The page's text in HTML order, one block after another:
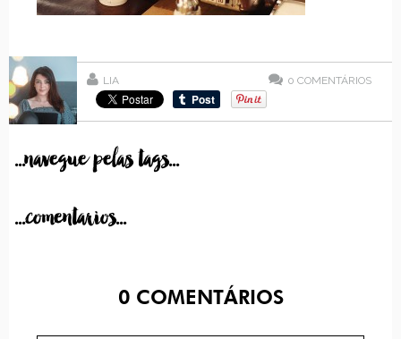
LIA 0 COMENTÁRIOS
...navegue pelas tags...
...comentarios...
0COMENTÁRIOS